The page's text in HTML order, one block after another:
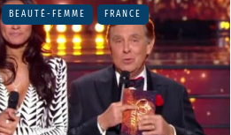
BEAUTÉ-FEMME FRANCE